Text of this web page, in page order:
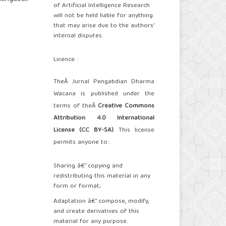
of Artificial Intelligence Research
will not be held liable for anything
that may arise due to the authors'
internal disputes.
Licence :
TheÂ Jurnal Pengabdian Dharma
Wacana is published under the
terms of theÂ Creative Commons
Attribution 4.0 International
License (CC BY-SA). This license
permits anyone to:.
Sharing â€” copying and
redistributing this material in any
form or format;
Adaptation â€” compose, modify,
and create derivatives of this
material for any purpose.